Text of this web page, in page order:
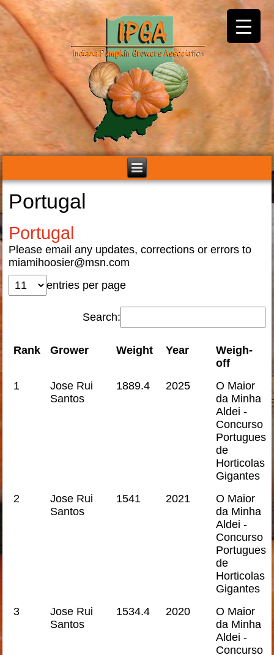
Portugal
Portugal
Please email any updates, corrections or errors to
miamihoosier@msn.com
entries per page
Search:
Rank Grower Weight Year
Weigh-
off
1
Jose Rui
Santos
1889.4 2025
O Maior
da Minha
Aldei -
Concurso
Portugues
de
Horticolas
Gigantes
2
Jose Rui
Santos
1541 2021
O Maior
da Minha
Aldei -
Concurso
Portugues
de
Horticolas
Gigantes
3
Jose Rui
Santos
1534.4 2020
O Maior
da Minha
Aldei -
Concurso